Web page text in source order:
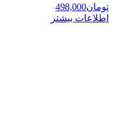
تومان498,000
اطلاعات بیشتر